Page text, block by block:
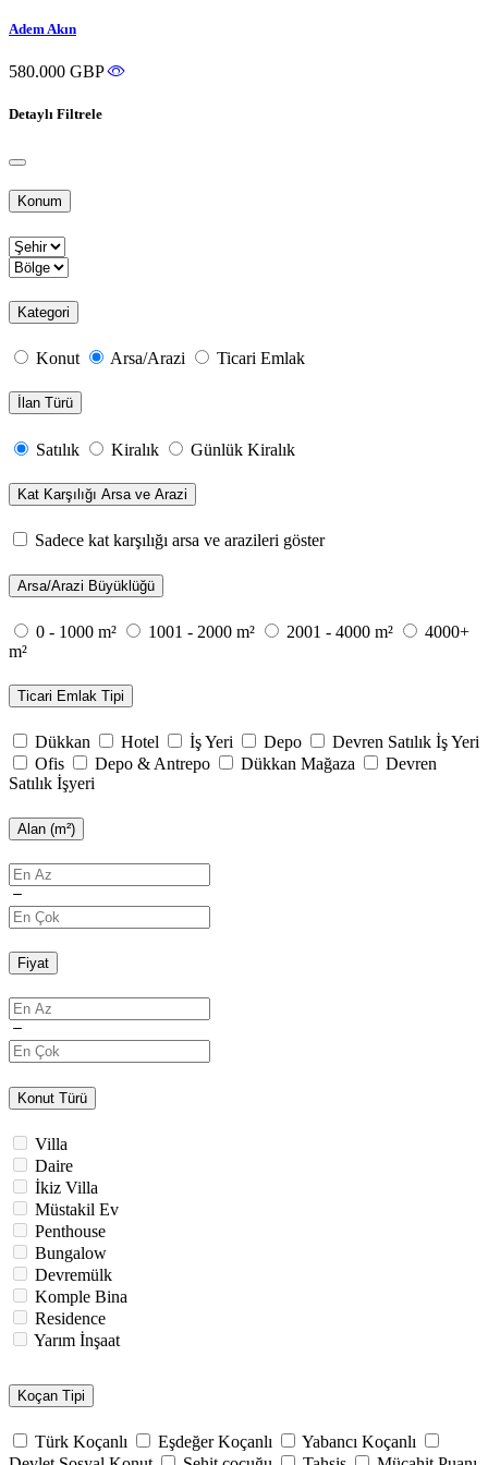
Adem Akın
580.000 GBP
Detaylı Filtrele
Konum
Kategori
Konut Arsa/Arazi Ticari Emlak
İlan Türü
Satılık Kiralık Günlük Kiralık
Kat Karşılığı Arsa ve Arazi
Sadece kat karşılığı arsa ve arazileri göster
Arsa/Arazi Büyüklüğü
0 - 1000 m² 1001 - 2000 m² 2001 - 4000 m²
4000+
m²
Ticari Emlak Tipi
Dükkan Hotel İş Yeri Depo
Devren Satılık İş Yeri
Ofis
Depo & Antrepo Dükkan Mağaza
Devren
Satılık İşyeri
Alan (m²)
Fiyat
Konut Türü
Villa
Daire
İkiz Villa
Müstakil Ev
Penthouse
Bungalow
Devremülk
Komple Bina
Residence
Yarım İnşaat
Koçan Tipi
Türk Koçanlı Eşdeğer Koçanlı
Yabancı Koçanlı